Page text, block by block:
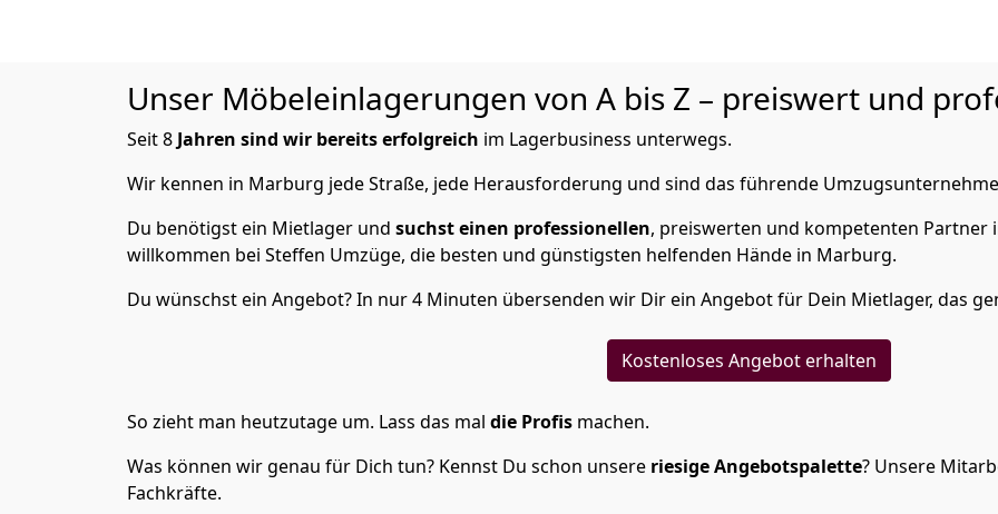
Unser Möbeleinlagerungen von A bis Z – preiswert und
Seit 8 Jahren sind wir bereits erfolgreich im Lagerbusiness unterwegs.
Wir kennen in Marburg jede Straße, jede Herausforderung und sind das führende
Du benötigst ein Mietlager und suchst einen professionellen, preiswerten und kompetenten Partner
willkommen bei Steffen Umzüge, die besten und günstigsten helfenden Hände in Marburg.
Du wünschst ein Angebot? In nur 4 Minuten übersenden wir Dir ein Angebot für Dein Mietlager, das
Kostenloses Angebot erhalten
So zieht man heutzutage um. Lass das mal die Profis machen.
Was können wir genau für Dich tun? Kennst Du schon unsere riesige Angebotspalette? Unsere
Fachkräfte.